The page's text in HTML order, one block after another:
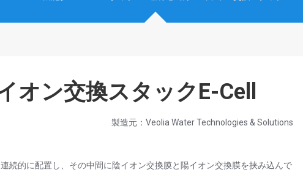
オン交換スタックE-Cell
製造元：Veolia Water Technologies & Solutions
続的に配置し、その中間に陰イオン交換膜と陽イオン交換膜を挟み込んで